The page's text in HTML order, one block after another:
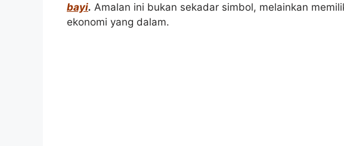
bayi. Amalan ini bukan sekadar simbol, melainkan
ekonomi yang dalam.